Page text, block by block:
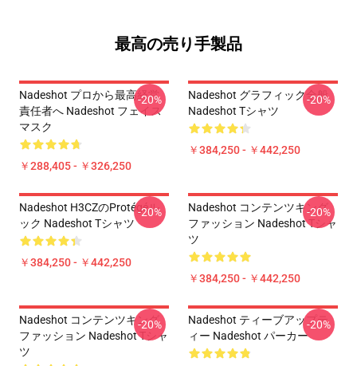
最高の売り手製品
Nadeshot プロから最高経営
責任者へ Nadeshot フェイス
マスク
￥288,405 - ￥326,250
-20%
Nadeshot グラフィック全般
Nadeshot Tシャツ
￥384,250 - ￥442,250
-20%
Nadeshot H3CZのProtégéル
ック Nadeshot Tシャツ
￥384,250 - ￥442,250
-20%
Nadeshot コンテンツキング
ファッション Nadeshot Tシャ
ツ
￥384,250 - ￥442,250
-20%
Nadeshot コンテンツキング
ファッション Nadeshot Tシャ
ツ
-20%
Nadeshot ティーブアップテ
ィー Nadeshot パーカー
-20%